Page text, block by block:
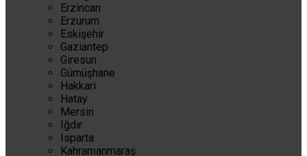
Erzincan
Erzurum
Eskişehir
Gaziantep
Giresun
Gümüşhane
Hakkari
Hatay
Mersin
Iğdır
Isparta
Kahramanmaraş